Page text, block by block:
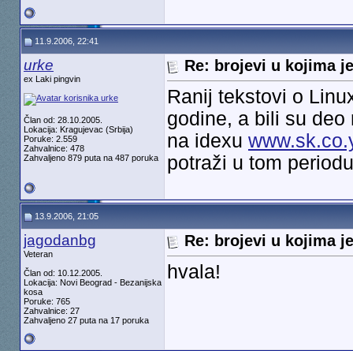
11.9.2006, 22:41
urke
ex Laki pingvin
Član od: 28.10.2005.
Lokacija: Kragujevac (Srbija)
Poruke: 2.559
Zahvalnice: 478
Zahvaljeno 879 puta na 487 poruka
Re: brojevi u kojima
Ranij tekstovi o
godine, a bili su deo
na idexu
potraži u tom
13.9.2006, 21:05
jagodanbg
Veteran
Član od: 10.12.2005.
Lokacija: Novi Beograd - Bezanijska
kosa
Poruke: 765
Zahvalnice: 27
Zahvaljeno 27 puta na 17 poruka
Re: brojevi u kojima
hvala!